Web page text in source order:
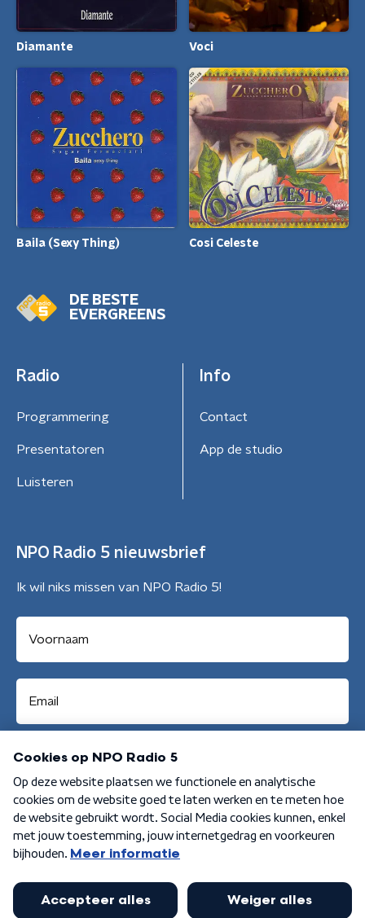
Diamante Voci
Baila (Sexy Thing) Cosi Celeste
DE BESTE
EVERGREENS
Radio
Programmering
Presentatoren
Luisteren
Info
Contact
App de studio
NPO Radio 5 nieuwsbrief
Ik wil niks missen van NPO Radio 5!
Aanmelden
Algemene voorwaarden